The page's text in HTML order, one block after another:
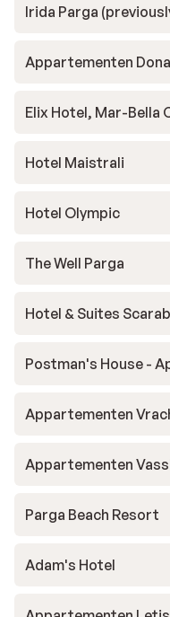
Irida Parga
Appartementen
Elix Hotel, Mar-Bella
Hotel Maistrali
Hotel Olympic
The Well Parga
Hotel & Suites
Postman's House -
Appartementen
Appartementen
Parga Beach Resort
Adam's Hotel